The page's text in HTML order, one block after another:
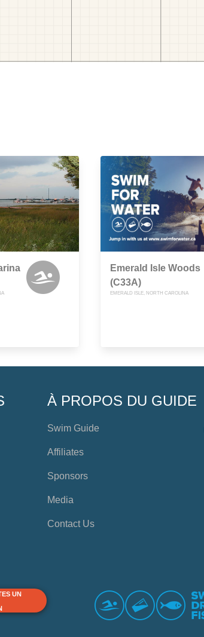
Emerald Isle Woods
(C33A)
EMERALD ISLE, NORTH CAROLINA
À PROPOS DU GUIDE
Swim Guide
Affiliates
Sponsors
Media
Contact Us
UN